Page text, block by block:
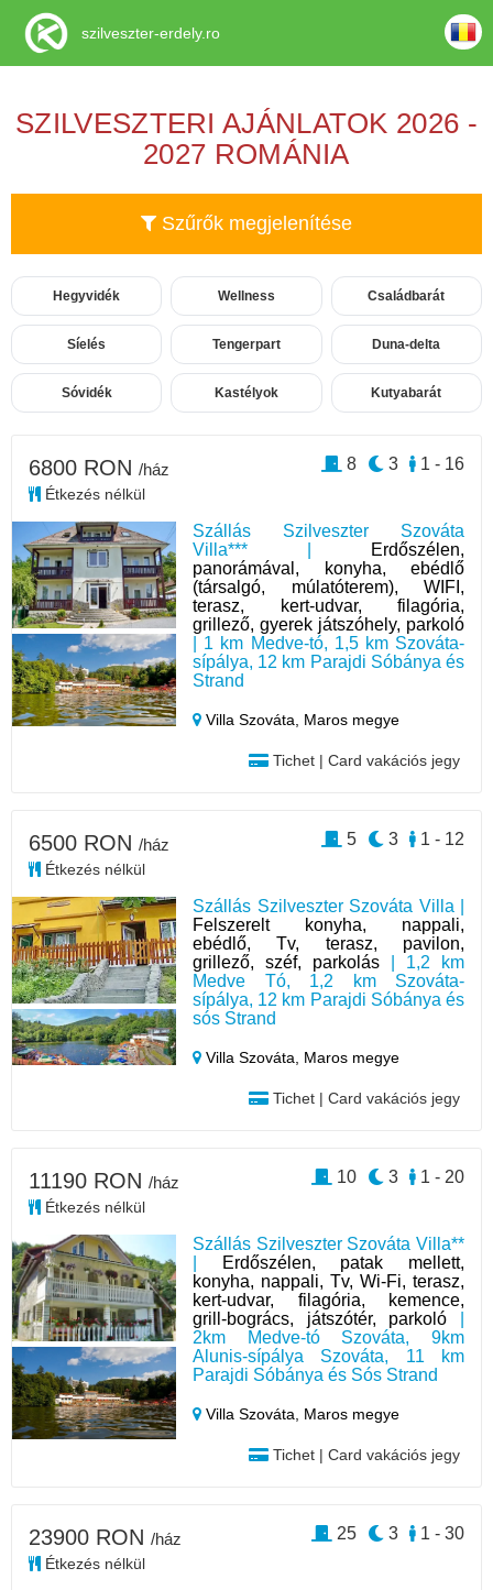
SZILVESZTERI AJÁNLATOK 2026 -
2027 ROMÁNIA
Szűrők megjelenítése
Hegyvidék Wellness Családbarát
Síelés Tengerpart Duna-delta
Sóvidék Kastélyok Kutyabarát
Szállás Szilveszter Szováta
Villa*** |
Erdőszélen,
panorámával, konyha, ebédlő
(társalgó, múlatóterem), WIFI,
terasz, kert-udvar, filagória,
grillező, gyerek játszóhely, parkoló
| 1 km Medve-tó, 1,5 km Szováta-
sípálya, 12 km Parajdi Sóbánya és
Strand
Villa Szováta, Maros megye
Tichet | Card vakációs jegy
6800 RON /ház
Étkezés nélkül
1 - 16
3
8
Szállás Szilveszter Szováta Villa |
Felszerelt konyha, nappali,
ebédlő, Tv, terasz, pavilon,
grillező, széf, parkolás | 1,2 km
Medve Tó, 1,2 km Szováta-
sípálya, 12 km Parajdi Sóbánya és
sós Strand
Villa Szováta, Maros megye
Tichet | Card vakációs jegy
6500 RON /ház
Étkezés nélkül
1 - 12
3
5
Szállás Szilveszter Szováta Villa**
Erdőszélen, patak mellett,
konyha, nappali, Tv, Wi-Fi, terasz,
kert-udvar, filagória, kemence,
grill-bogrács, játszótér, parkoló
2km Medve-tó Szováta, 9km
Alunis-sípálya Szováta, 11 km
Parajdi Sóbánya és Sós Strand
Villa Szováta, Maros megye
Tichet | Card vakációs jegy
11190 RON /ház
Étkezés nélkül
1 - 20
3
10
23900 RON /ház
Étkezés nélkül
1 - 30
3
25
szilveszter-erdely.ro